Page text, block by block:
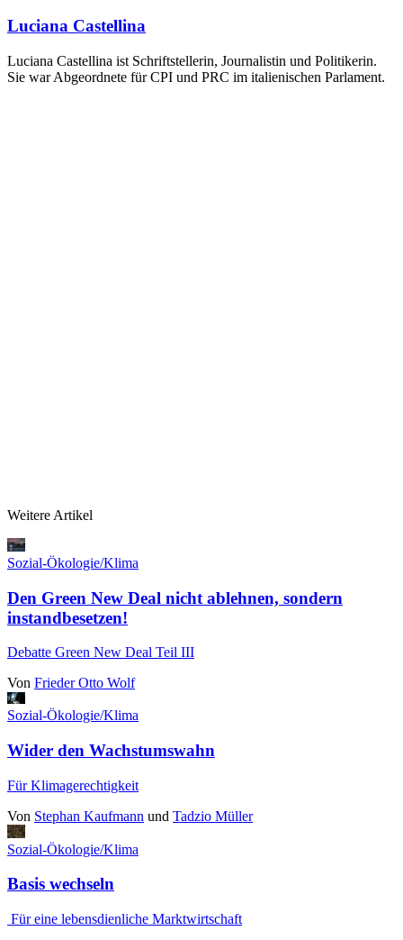
Luciana Castellina
Luciana Castellina ist Schriftstellerin, Journalistin und Politikerin.
Sie war Abgeordnete für CPI und PRC im italienischen Parlament.
Weitere Artikel
Sozial-Ökologie/Klima
Den Green New Deal nicht ablehnen, sondern
instandbesetzen!
Debatte Green New Deal Teil III
Von Frieder Otto Wolf
Sozial-Ökologie/Klima
Wider den Wachstumswahn
Für Klimagerechtigkeit
Von Stephan Kaufmann und Tadzio Müller
Sozial-Ökologie/Klima
Basis wechseln
Für eine lebensdienliche Marktwirtschaft